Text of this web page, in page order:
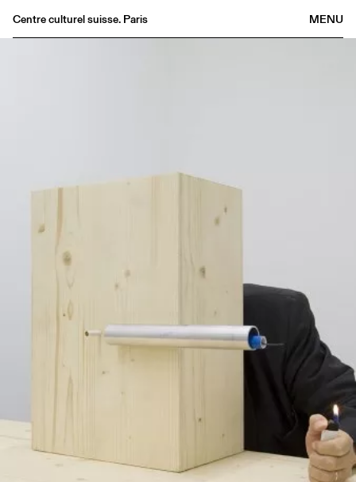
MENU
Centre culturel suisse. Paris
EN